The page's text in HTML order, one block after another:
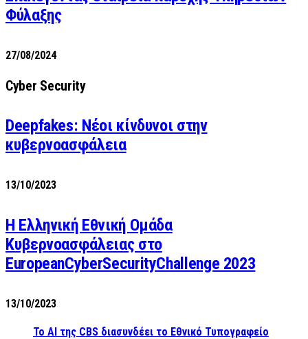
Φύλαξης
27/08/2024
Cyber Security
Deepfakes: Νέοι κίνδυνοι στην
κυβερνοασφάλεια
13/10/2023
Η Ελληνική Εθνική Ομάδα
Κυβερνοασφάλειας στο
EuropeanCyberSecurityChallenge 2023
13/10/2023
Το AI της CBS διασυνδέει το Εθνικό Τυπογραφείο